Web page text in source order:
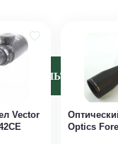
ФИЛЬТРЫ
Vector
Optics